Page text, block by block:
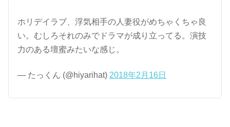
ホリデイラブ、浮気相手の人妻役がめちゃくちゃ良
い。むしろそれのみでドラマが成り立ってる。演技
力のある壇蜜みたいな感じ。
— たっくん (@hiyarihat) 2018年2月16日